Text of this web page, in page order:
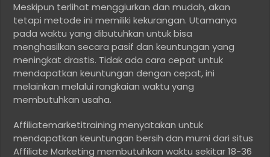
Meskipun terlihat menggiurkan dan mudah, akan
tetapi metode ini memiliki kekurangan. Utamanya
pada waktu yang dibutuhkan untuk bisa
menghasilkan secara pasif dan keuntungan yang
meningkat drastis. Tidak ada cara cepat untuk
mendapatkan keuntungan dengan cepat, ini
melainkan melalui rangkaian waktu yang
membutuhkan usaha.
Affiliatemarketitraining menyatakan untuk
mendapatkan keuntungan bersih dan murni dari situs
Affiliate Marketing membutuhkan waktu sekitar 18-36